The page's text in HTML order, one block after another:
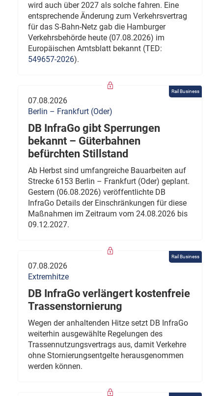
wird auch über 2027 als solche fahren. Eine
entsprechende Änderung zum Verkehrsvertrag
für das S-Bahn-Netz gab die Hamburger
Verkehrsbehörde heute (07.08.2026) im
Europäischen Amtsblatt bekannt (TED:
549657-2026).
Rail Business
07.08.2026
Berlin – Frankfurt (Oder)
DB InfraGo gibt Sperrungen
bekannt – Güterbahnen
befürchten Stillstand
Ab Herbst sind umfangreiche Bauarbeiten auf
Strecke 6153 Berlin – Frankfurt (Oder) geplant.
Gestern (06.08.2026) veröffentlichte DB
InfraGo Details der Einschränkungen für diese
Maßnahmen im Zeitraum vom 24.08.2026 bis
09.12.2027.
Rail Business
07.08.2026
Extremhitze
DB InfraGo verlängert kostenfreie
Trassenstornierung
Wegen der anhaltenden Hitze setzt DB InfraGo
weiterhin ausgewählte Regelungen des
Trassennutzungsvertrags aus, damit Verkehre
ohne Stornierungsentgelte herausgenommen
werden können.